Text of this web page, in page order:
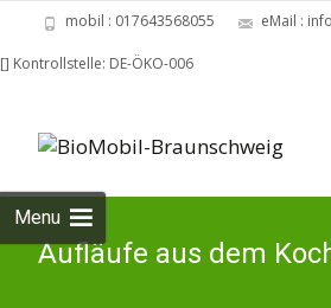
mobil : 017643568055 eMail :
[] Kontrollstelle: DE-ÖKO-006
Menu
Aufläufe aus dem